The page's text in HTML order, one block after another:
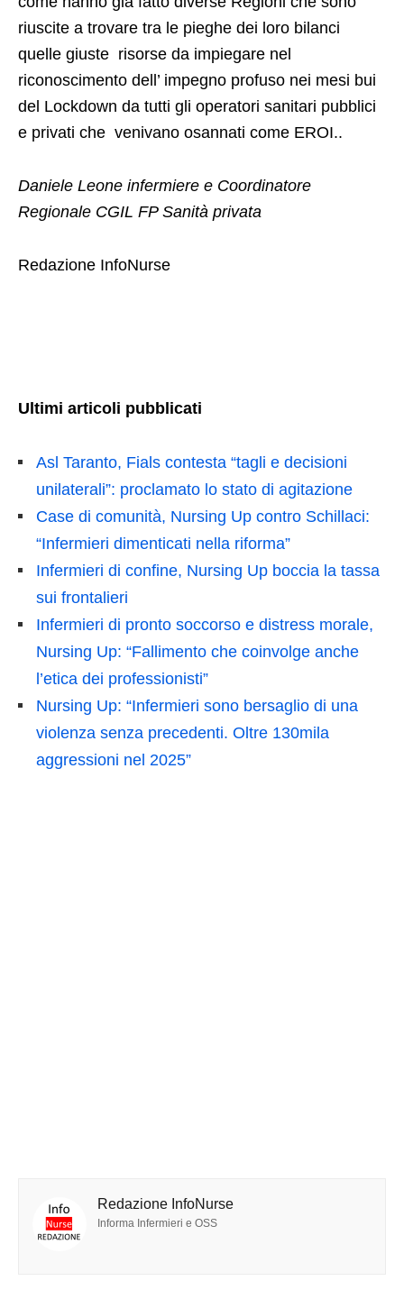
riuscite a trovare tra le pieghe dei loro bilanci
quelle giuste risorse da impiegare nel
riconoscimento dell’ impegno profuso nei mesi bui
del Lockdown da tutti gli operatori sanitari pubblici
e privati che venivano osannati come EROI..
Daniele Leone infermiere e Coordinatore
Regionale CGIL FP Sanità privata
Redazione InfoNurse
Ultimi articoli pubblicati
Asl Taranto, Fials contesta “tagli e decisioni
unilaterali”: proclamato lo stato di agitazione
Case di comunità, Nursing Up contro Schillaci:
“Infermieri dimenticati nella riforma”
Infermieri di confine, Nursing Up boccia la tassa
sui frontalieri
Infermieri di pronto soccorso e distress morale,
Nursing Up: “Fallimento che coinvolge anche
l’etica dei professionisti”
Nursing Up: “Infermieri sono bersaglio di una
violenza senza precedenti. Oltre 130mila
aggressioni nel 2025”
Redazione InfoNurse
Informa Infermieri e OSS